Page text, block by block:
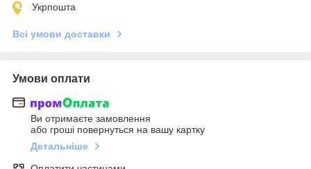
Укрпошта
Всі умови доставки
Умови оплати
Ви отримаєте замовлення
або гроші повернуться на вашу картку
Детальніше